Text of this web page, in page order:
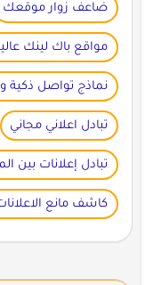
ضاعف زوار موقعك
مواقع باك لينك
نماذج تواصل ذكية
تبادل اعلاني مجاني
تبادل إعلانات بين
كاشف مانع